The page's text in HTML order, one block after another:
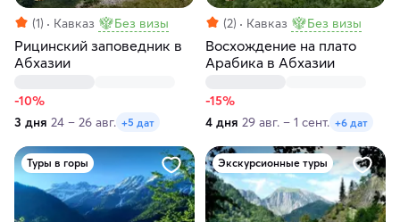
(1) Кавказ Без визы
Рицинский заповедник в
Абхазии
-10%
3 дня 24 – 26 авг. +5 дат
(2) Кавказ Без визы
Восхождение на плато
Арабика в Абхазии
-15%
4 дня 29 авг. – 1 сент. +6 дат
Туры в горы Экскурсионные туры